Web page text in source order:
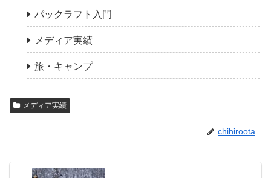
パックラフト入門
メディア実績
旅・キャンプ
メディア実績
chihiroota